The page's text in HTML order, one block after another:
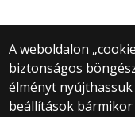
A weboldalon
biztonságos
élményt
beállítások
© 2025
1053